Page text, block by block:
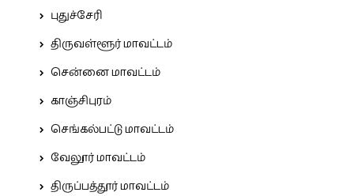
புதுச்சேரி
திருவள்ளூர் மாவட்டம்
சென்னை மாவட்டம்
காஞ்சிபுரம்
செங்கல்பட்டு மாவட்டம்
வேலூர் மாவட்டம்
திருப்பத்தூர் மாவட்டம்